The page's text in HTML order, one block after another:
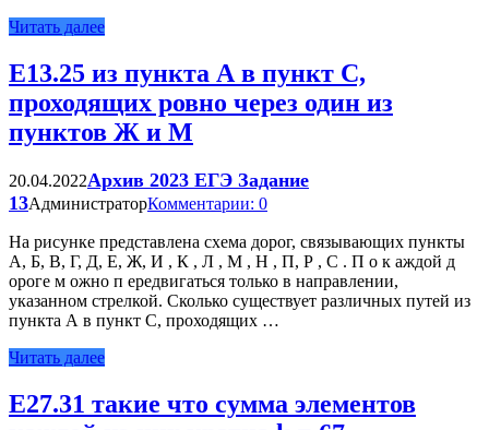
Читать далее
Е13.25 из пункта А в пункт С,
проходящих ровно через один из
пунктов Ж и М
20.04.2022Архив 2023 ЕГЭ Задание
13АдминистраторКомментарии: 0
На рисунке представлена схема дорог, связывающих пункты
А, Б, В, Г, Д, Е, Ж, И , К , Л , М , Н , П, Р , С . П о к аждой д
ороге м ожно п ередвигаться только в направлении,
указанном стрелкой. Сколько существует различных путей из
пункта А в пункт С, проходящих …
Читать далее
Е27.31 такие что сумма элементов